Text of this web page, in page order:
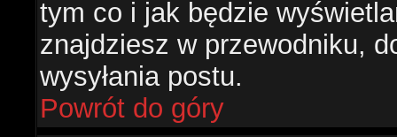
tym co i jak będzie
znajdziesz w przewodniku,
wysyłania postu.
Powrót do góry